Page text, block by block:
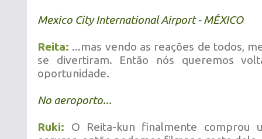
Mexico City International Airport - MÉXICO
Reita: ...mas vendo as reações de todos,
se divertiram. Então nós queremos
oportunidade.
No aeroporto...
Ruki: O Reita-kun finalmente comprou